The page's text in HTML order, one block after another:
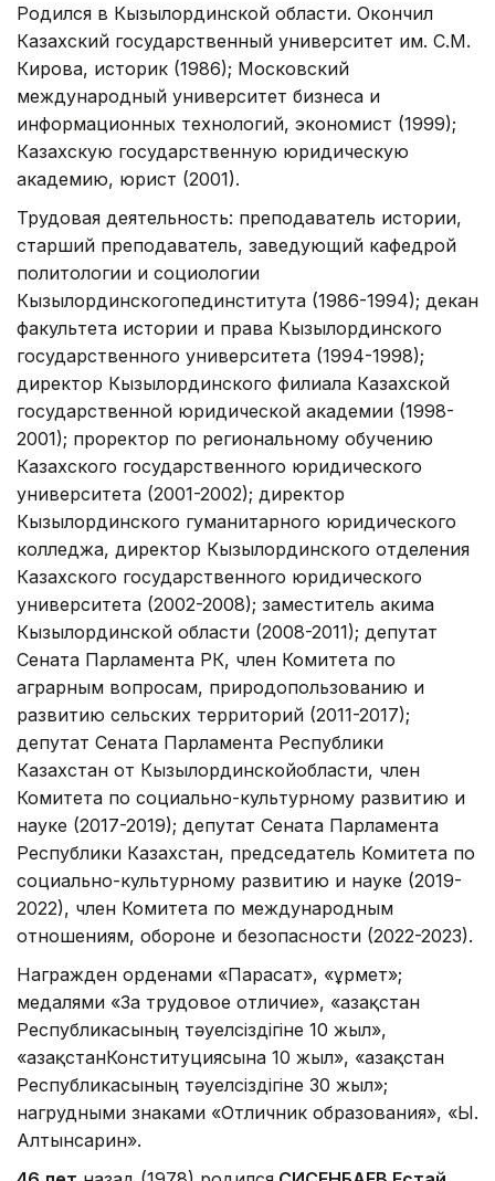
Родился в Кызылординской области. Окончил
Казахский государственный университет им. С.М.
Кирова, историк (1986); Московский
международный университет бизнеса и
информационных технологий, экономист (1999);
Казахскую государственную юридическую
академию, юрист (2001).
Трудовая деятельность: преподаватель истории,
старший преподаватель, заведующий кафедрой
политологии и социологии
Кызылординскогопединститута (1986-1994); декан
факультета истории и права Кызылординского
государственного университета (1994-1998);
директор Кызылординского филиала Казахской
государственной юридической академии (1998-
2001); проректор по региональному обучению
Казахского государственного юридического
университета (2001-2002); директор
Кызылординского гуманитарного юридического
колледжа, директор Кызылординского отделения
Казахского государственного юридического
университета (2002-2008); заместитель акима
Кызылординской области (2008-2011); депутат
Сената Парламента РК, член Комитета по
аграрным вопросам, природопользованию и
развитию сельских территорий (2011-2017);
депутат Сената Парламента Республики
Казахстан от Кызылординскойобласти, член
Комитета по социально-культурному развитию и
науке (2017-2019); депутат Сената Парламента
Республики Казахстан, председатель Комитета по
социально-культурному развитию и науке (2019-
2022), член Комитета по международным
отношениям, обороне и безопасности (2022-2023).
Награжден орденами «Парасат», «Құрмет»;
медалями «За трудовое отличие», «Қазақстан
Республикасының тәуелсіздігіне 10 жыл»,
«ҚазақстанКонституциясына 10 жыл», «Қазақстан
Республикасының тәуелсіздігіне 30 жыл»;
нагрудными знаками «Отличник образования», «Ы.
Алтынсарин».